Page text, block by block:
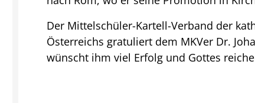
Der Mittelschüler-Kartell-Verband der
Österreichs gratuliert dem MKVer Dr.
wünscht ihm viel Erfolg und Gottes